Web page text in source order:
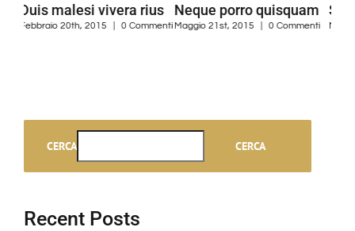
Neque porro quisquam
Maggio 21st, 2015 0 Commenti
Sed ut perspiciatis
Maggio 21st, 2015 0 Commenti
CERCA CERCA
Recent Posts